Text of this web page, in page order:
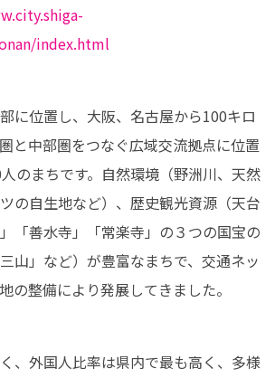
index.html
に位置し、大阪、名古屋から100キロ
と中部圏をつなぐ広域交流拠点に位置
のまちです。自然環境（野洲川、天然
の自生地など）、歴史観光資源（天台
「善水寺」「常楽寺」の３つの国宝の
山」など）が豊富なまちで、交通ネッ
の整備により発展してきました。
、外国人比率は県内で最も高く、多様